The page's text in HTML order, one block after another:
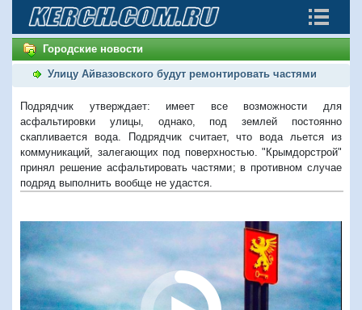
Городские новости
Улицу Айвазовского будут ремонтировать частями
Подрядчик утверждает: имеет все возможности для
асфальтировки улицы, однако, под землей постоянно
скапливается вода. Подрядчик считает, что вода льется из
коммуникаций, залегающих под поверхностью. "Крымдорстрой"
принял решение асфальтировать частями; в противном случае
подряд выполнить вообще не удастся.